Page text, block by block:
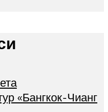
«Бангкок-Чианг